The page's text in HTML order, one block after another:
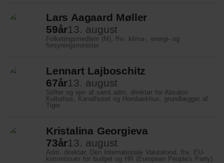
Lars Aagaard Møller
59år13. august
Folketingsmedlem (M), fhv. klima-, energi- og
forsyningsminister
Lennart Lajboschitz
67år13. august
Stifter og ejer af samt adm. direktør for Absalon
Kulturhus, Kanalhuset og Hornbækhus, grundlægger af
Tiger
Kristalina Georgieva
73år13. august
Adm. direktør, Den Internationale Valutafond, fhv. EU-
kommissær for budget og HR (European People's Party)